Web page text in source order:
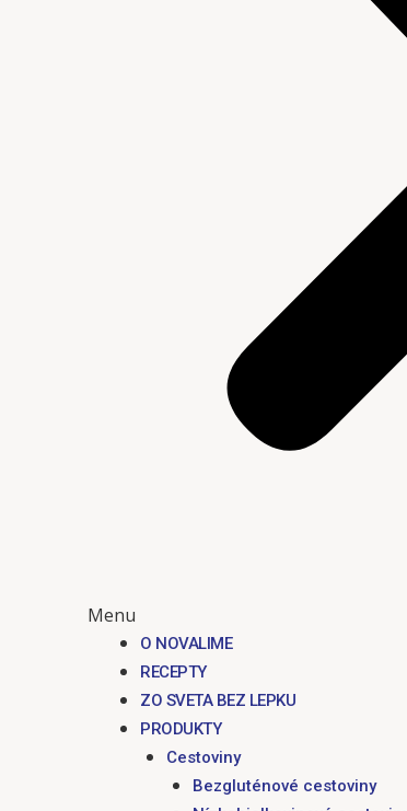
Menu
O NOVALIME
RECEPTY
ZO SVETA BEZ LEPKU
PRODUKTY
Cestoviny
Bezgluténové cestoviny